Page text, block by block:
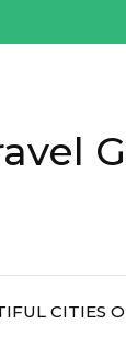
CITIES